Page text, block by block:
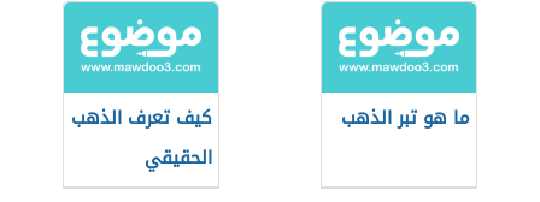
ما هو تبر الذهب
كيف تعرف الذهب
الحقيقي